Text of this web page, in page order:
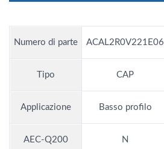
Numero di parte ACAL2R0V221E06
Tipo CAP
Applicazione Basso profilo
AEC-Q200 N